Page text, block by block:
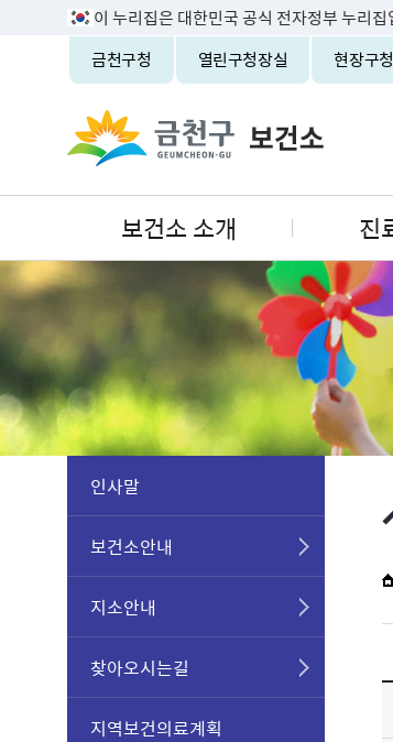
이 누리집은 대한민국 공식 전자정부 누리집
금천구청
열린구청장실 현장구
보건소 소개 진
인사말
보건소안내
지소안내
찾아오시는길
지역보건의료계획